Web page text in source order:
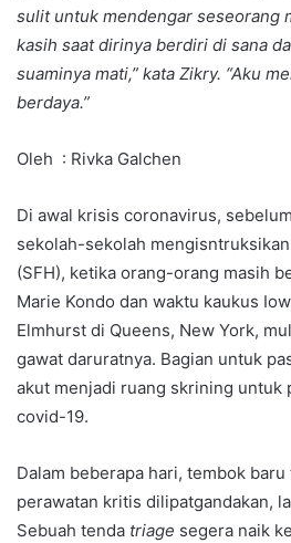
sulit untuk mendengar seseorang
kasih saat dirinya berdiri di sana
suaminya mati,” kata Zikry. “Aku
berdaya.”
Oleh : Rivka Galchen
Di awal krisis coronavirus,
sekolah-sekolah mengisntruksikan
(SFH), ketika orang-orang masih
Marie Kondo dan waktu kaukus
Elmhurst di Queens, New York,
gawat daruratnya. Bagian untuk
akut menjadi ruang skrining untuk
covid-19.
Dalam beberapa hari, tembok
perawatan kritis dilipatgandakan,
Sebuah tenda triage segera naik